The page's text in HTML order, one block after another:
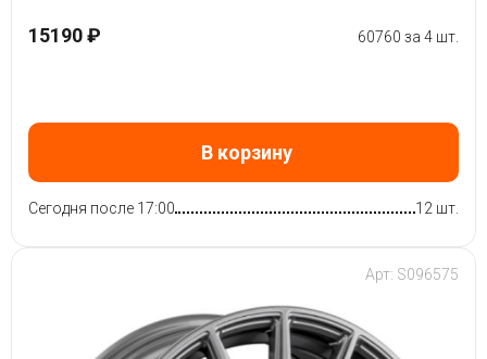
15190 ₽ 60760 за 4 шт.
В корзину
Сегодня после 17:00 12 шт.
Арт: S096575